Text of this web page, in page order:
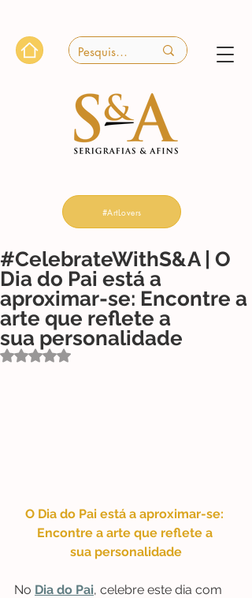
#ArtLovers
#CelebrateWithS&A | O
Dia do Pai está a
aproximar-se: Encontre a
arte que reflete a
sua personalidade
Avaliado com NaN de 5 estrelas.
O Dia do Pai está a aproximar-se:
Encontre a arte que reflete a
sua personalidade
No Dia do Pai, celebre este dia com